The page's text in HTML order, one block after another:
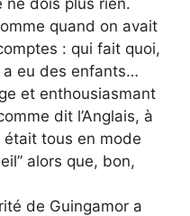
quand on avait
: qui fait quoi,
eu des enfants…
et enthousiasmant
dit l’Anglais, à
tous en mode
alors que, bon,
de Guingamor a